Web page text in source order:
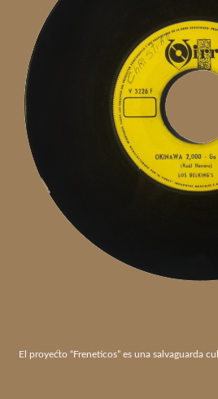
El proyecto “Freneticos” es una salvaguarda